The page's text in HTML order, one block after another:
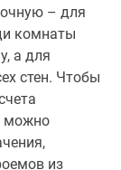
– для
комнаты
а для
стен. Чтобы
можно
из